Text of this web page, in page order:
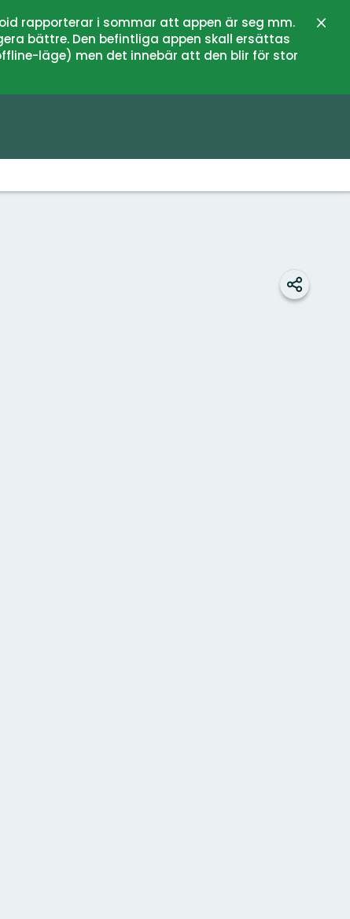
rapporterar i sommar att appen är seg mm.
bättre. Den befintliga appen skall ersättas
läge) men det innebär att den blir för stor
Dela